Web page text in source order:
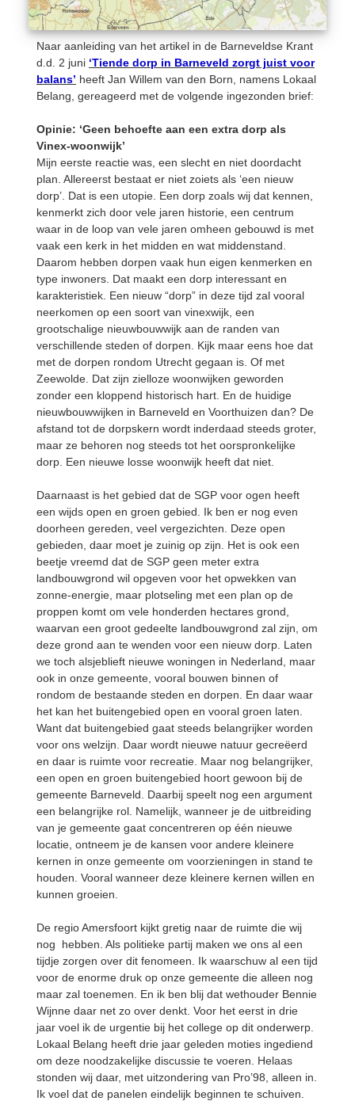
Naar aanleiding van het artikel in de Barneveldse Krant
d.d. 2 juni ‘Tiende dorp in Barneveld zorgt juist voor
balans’ heeft Jan Willem van den Born, namens Lokaal
Belang, gereageerd met de volgende ingezonden brief:
Opinie: ‘Geen behoefte aan een extra dorp als
Vinex-woonwijk’
Mijn eerste reactie was, een slecht en niet doordacht
plan. Allereerst bestaat er niet zoiets als ‘een nieuw
dorp’. Dat is een utopie. Een dorp zoals wij dat kennen,
kenmerkt zich door vele jaren historie, een centrum
waar in de loop van vele jaren omheen gebouwd is met
vaak een kerk in het midden en wat middenstand.
Daarom hebben dorpen vaak hun eigen kenmerken en
type inwoners. Dat maakt een dorp interessant en
karakteristiek. Een nieuw “dorp” in deze tijd zal vooral
neerkomen op een soort van vinexwijk, een
grootschalige nieuwbouwwijk aan de randen van
verschillende steden of dorpen. Kijk maar eens hoe dat
met de dorpen rondom Utrecht gegaan is. Of met
Zeewolde. Dat zijn zielloze woonwijken geworden
zonder een kloppend historisch hart. En de huidige
nieuwbouwwijken in Barneveld en Voorthuizen dan? De
afstand tot de dorpskern wordt inderdaad steeds groter,
maar ze behoren nog steeds tot het oorspronkelijke
dorp. Een nieuwe losse woonwijk heeft dat niet.
Daarnaast is het gebied dat de SGP voor ogen heeft
een wijds open en groen gebied. Ik ben er nog even
doorheen gereden, veel vergezichten. Deze open
gebieden, daar moet je zuinig op zijn. Het is ook een
beetje vreemd dat de SGP geen meter extra
landbouwgrond wil opgeven voor het opwekken van
zonne-energie, maar plotseling met een plan op de
proppen komt om vele honderden hectares grond,
waarvan een groot gedeelte landbouwgrond zal zijn, om
deze grond aan te wenden voor een nieuw dorp. Laten
we toch alsjeblieft nieuwe woningen in Nederland, maar
ook in onze gemeente, vooral bouwen binnen of
rondom de bestaande steden en dorpen. En daar waar
het kan het buitengebied open en vooral groen laten.
Want dat buitengebied gaat steeds belangrijker worden
voor ons welzijn. Daar wordt nieuwe natuur gecreëerd
en daar is ruimte voor recreatie. Maar nog belangrijker,
een open en groen buitengebied hoort gewoon bij de
gemeente Barneveld. Daarbij speelt nog een argument
een belangrijke rol. Namelijk, wanneer je de uitbreiding
van je gemeente gaat concentreren op één nieuwe
locatie, ontneem je de kansen voor andere kleinere
kernen in onze gemeente om voorzieningen in stand te
houden. Vooral wanneer deze kleinere kernen willen en
kunnen groeien.
De regio Amersfoort kijkt gretig naar de ruimte die wij
nog hebben. Als politieke partij maken we ons al een
tijdje zorgen over dit fenomeen. Ik waarschuw al een tijd
voor de enorme druk op onze gemeente die alleen nog
maar zal toenemen. En ik ben blij dat wethouder Bennie
Wijnne daar net zo over denkt. Voor het eerst in drie
jaar voel ik de urgentie bij het college op dit onderwerp.
Lokaal Belang heeft drie jaar geleden moties ingediend
om deze noodzakelijke discussie te voeren. Helaas
stonden wij daar, met uitzondering van Pro’98, alleen in.
Ik voel dat de panelen eindelijk beginnen te schuiven.